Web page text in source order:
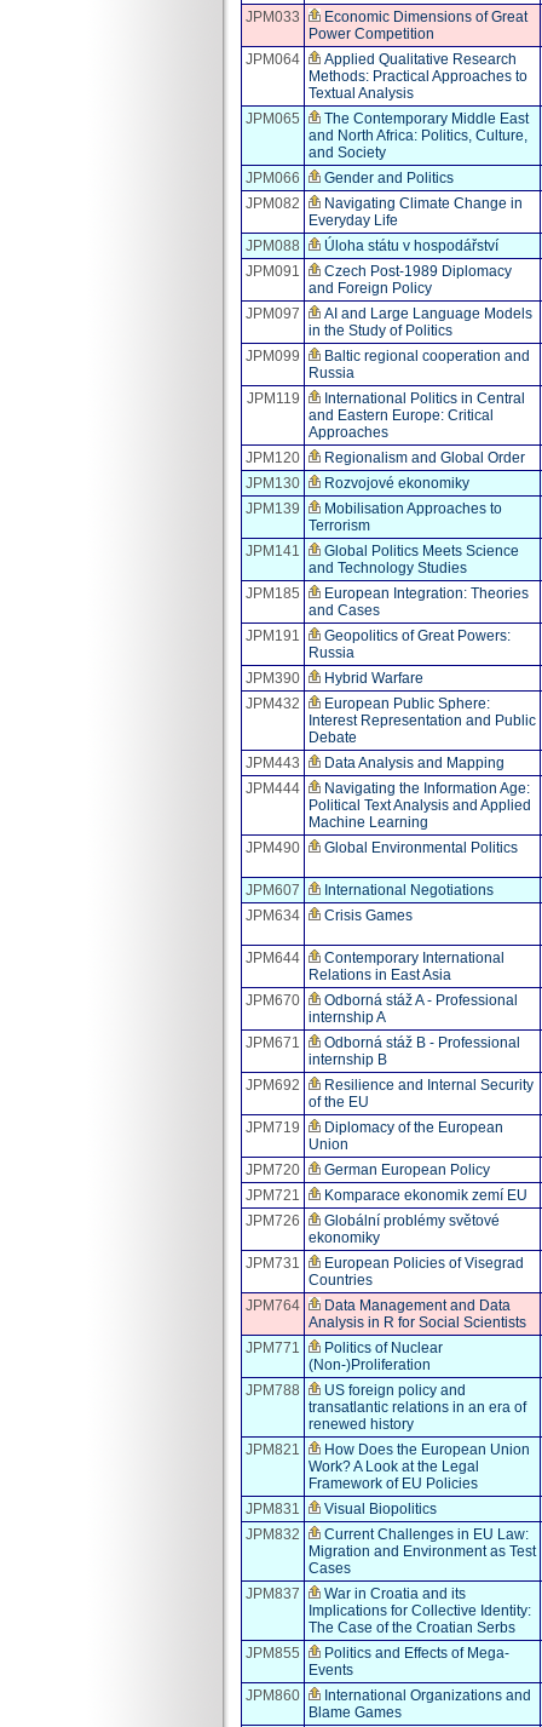
JPM033
Economic Dimensions of Great
Power Competition
JPM064
Applied Qualitative Research
Methods: Practical Approaches to
Textual Analysis
JPM065
The Contemporary Middle East
and North Africa: Politics, Culture,
and Society
JPM066
Gender and Politics
JPM082
Navigating Climate Change in
Everyday Life
JPM088
Úloha státu v hospodářství
JPM091
Czech Post-1989 Diplomacy
and Foreign Policy
JPM097
AI and Large Language Models
in the Study of Politics
JPM099
Baltic regional cooperation and
Russia
JPM119
International Politics in Central
and Eastern Europe: Critical
Approaches
JPM120
Regionalism and Global Order
JPM130
Rozvojové ekonomiky
JPM139
Mobilisation Approaches to
Terrorism
JPM141
Global Politics Meets Science
and Technology Studies
JPM185
European Integration: Theories
and Cases
JPM191
Geopolitics of Great Powers:
Russia
JPM390
Hybrid Warfare
JPM432
European Public Sphere:
Interest Representation and Public
Debate
JPM443
Data Analysis and Mapping
JPM444
Navigating the Information Age:
Political Text Analysis and Applied
Machine Learning
JPM490
Global Environmental Politics
JPM607
International Negotiations
JPM634
Crisis Games
JPM644
Contemporary International
Relations in East Asia
JPM670
Odborná stáž A - Professional
internship A
JPM671
Odborná stáž B - Professional
internship B
JPM692
Resilience and Internal Security
of the EU
JPM719
Diplomacy of the European
Union
JPM720
German European Policy
JPM721
Komparace ekonomik zemí EU
JPM726
Globální problémy světové
ekonomiky
JPM731
European Policies of Visegrad
Countries
JPM764
Data Management and Data
Analysis in R for Social Scientists
JPM771
Politics of Nuclear
(Non-)Proliferation
JPM788
US foreign policy and
transatlantic relations in an era of
renewed history
JPM821
How Does the European Union
Work? A Look at the Legal
Framework of EU Policies
JPM831
Visual Biopolitics
JPM832
Current Challenges in EU Law:
Migration and Environment as Test
Cases
JPM837
War in Croatia and its
Implications for Collective Identity:
The Case of the Croatian Serbs
JPM855
Politics and Effects of Mega-
Events
JPM860
International Organizations and
Blame Games